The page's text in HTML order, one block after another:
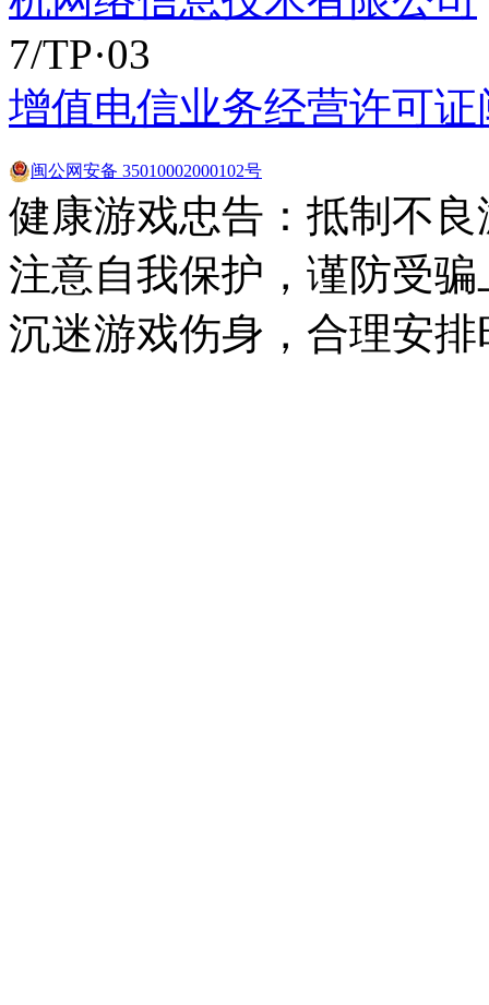
7/TP·03
增值电信业务经营许可证
闽公网安备 35010002000102号
健康游戏忠告：抵制不
注意自我保护，谨防受
沉迷游戏伤身，合理安